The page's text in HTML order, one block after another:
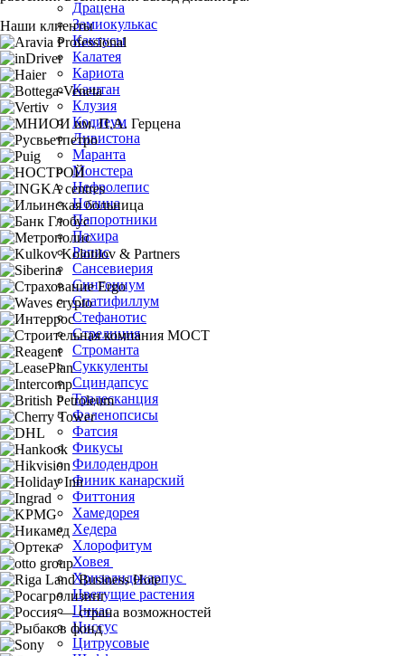
Драцена
Замиокулькас
Кактусы
Калатея
Кариота
Каштан
Клузия
Кодиеум
Ливистона
Маранта
Монстера
Нефролепис
Нолина
Папоротники
Пахира
Рапис
Сансевиерия
Сингониум
Спатифиллум
Стефанотис
Стрелиция
Строманта
Суккуленты
Сциндапсус
Традесканция
Фаленопсисы
Фатсия
Фикусы
Филодендрон
Финик канарский
Фиттония
Хамедорея
Хедера
Хлорофитум
Ховея
Хризалидокарпус
Цветущие растения
Цикас
Циссус
Цитрусовые
Наши клиенты